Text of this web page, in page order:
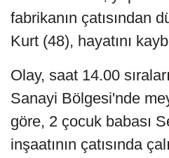
fabrikanın çatısından
Kurt (48), hayatını
Olay, saat 14.00
Sanayi Bölgesi'nde
göre, 2 çocuk babası
inşaatının çatısında